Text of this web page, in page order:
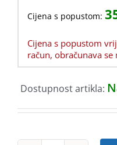
Cijena s popustom:
Cijena s popustom
račun, obračunava
Dostupnost artikla: